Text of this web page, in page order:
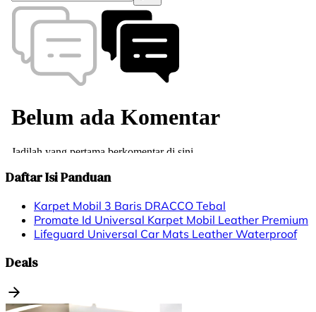
Daftar Isi Panduan
Karpet Mobil 3 Baris DRACCO Tebal
Promate Id Universal Karpet Mobil Leather Premium
Lifeguard Universal Car Mats Leather Waterproof
Deals